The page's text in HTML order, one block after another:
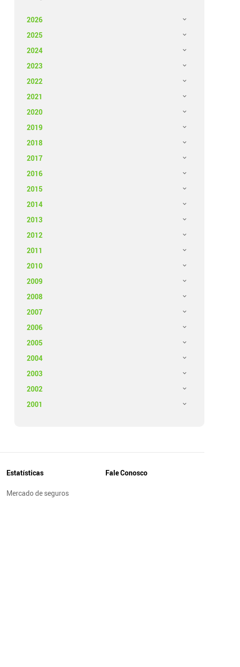
2026
2025
2024
2023
2022
2021
2020
2019
2018
2017
2016
2015
2014
2013
2012
2011
2010
2009
2008
2007
2006
2005
2004
2003
2002
2001
Estatísticas
Mercado de seguros
Fale Conosco